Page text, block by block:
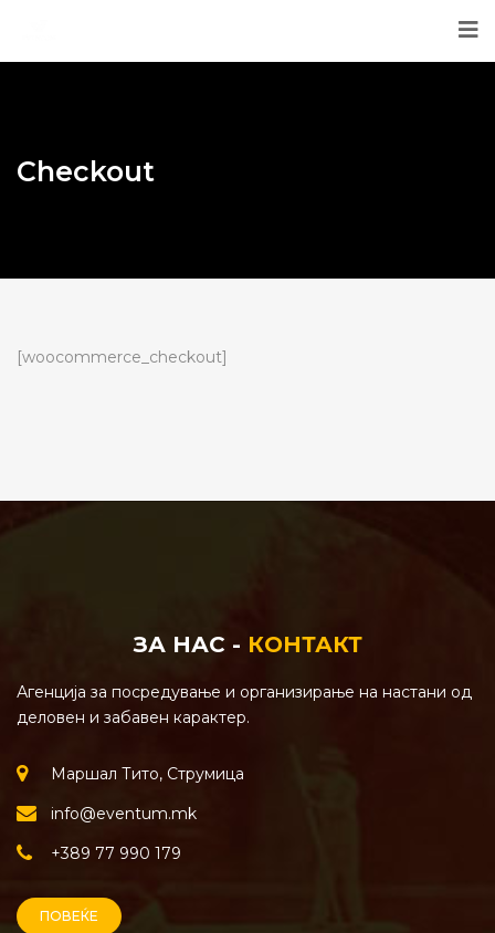
Checkout
[woocommerce_checkout]
ЗА НАС - КОНТАКТ
Агенција за посредување и организирање на настани од
деловен и забавен карактер.
Маршал Тито, Струмица
info@eventum.mk
+389 77 990 179
ПОВЕЌЕ